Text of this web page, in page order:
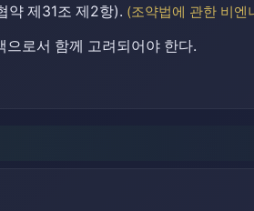
약 제31조 제2항). (조약법에 관한 비엔
로서 함께 고려되어야 한다.